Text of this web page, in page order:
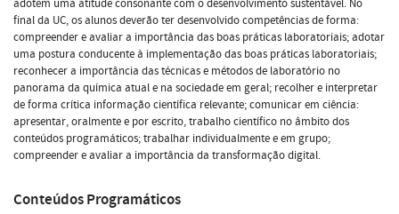
final da UC, os alunos deverão ter desenvolvido competências de forma:
compreender e avaliar a importância das boas práticas laboratoriais; adotar
uma postura conducente à implementação das boas práticas laboratoriais;
reconhecer a importância das técnicas e métodos de laboratório no
panorama da química atual e na sociedade em geral; recolher e interpretar
de forma crítica informação científica relevante; comunicar em ciência:
apresentar, oralmente e por escrito, trabalho científico no âmbito dos
conteúdos programáticos; trabalhar individualmente e em grupo;
compreender e avaliar a importância da transformação digital.
Conteúdos Programáticos